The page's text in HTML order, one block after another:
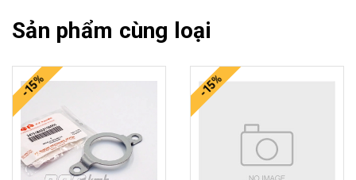
Sản phẩm cùng loại
-15% -15%